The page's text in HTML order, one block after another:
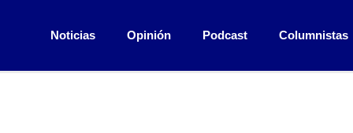
Noticias Opinión Podcast Columnistas